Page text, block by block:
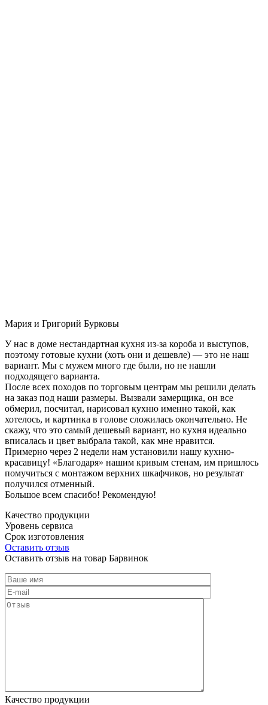
Мария и Григорий Бурковы
У нас в доме нестандартная кухня из-за короба и выступов,
поэтому готовые кухни (хоть они и дешевле) — это не наш
вариант. Мы с мужем много где были, но не нашли
подходящего варианта.
После всех походов по торговым центрам мы решили делать
на заказ под наши размеры. Вызвали замерщика, он все
обмерил, посчитал, нарисовал кухню именно такой, как
хотелось, и картинка в голове сложилась окончательно. Не
скажу, что это самый дешевый вариант, но кухня идеально
вписалась и цвет выбрала такой, как мне нравится.
Примерно через 2 недели нам установили нашу кухню-
красавицу! «Благодаря» нашим кривым стенам, им пришлось
помучиться с монтажом верхних шкафчиков, но результат
получился отменный.
Большое всем спасибо! Рекомендую!
Качество продукции
Уровень сервиса
Срок изготовления
Оставить отзыв
Оставить отзыв на товар Барвинок
Качество продукции